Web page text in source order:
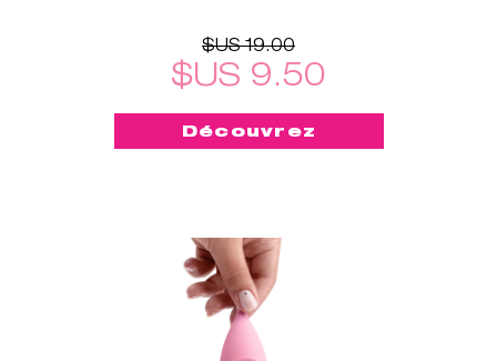
$US 19.00
$US 9.50
Découvrez